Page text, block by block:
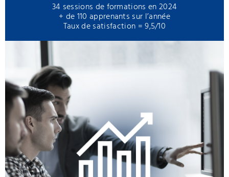
34 sessions de formations en 2024
+ de 110 apprenants sur l’année
Taux de satisfaction = 9,5/10